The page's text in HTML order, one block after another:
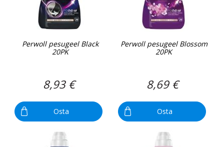
Perwoll pesugeel Black
20PK
8,93 €
Osta
Perwoll pesugeel Blossom
20PK
8,69 €
Osta